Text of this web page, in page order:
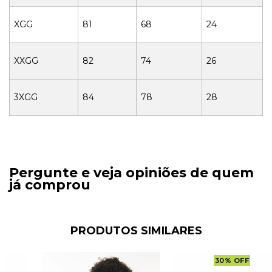
XGG 81 68 24
XXGG 82 74 26
3XGG 84 78 28
Pergunte e veja opiniões de quem
já comprou
PRODUTOS SIMILARES
30% OFF